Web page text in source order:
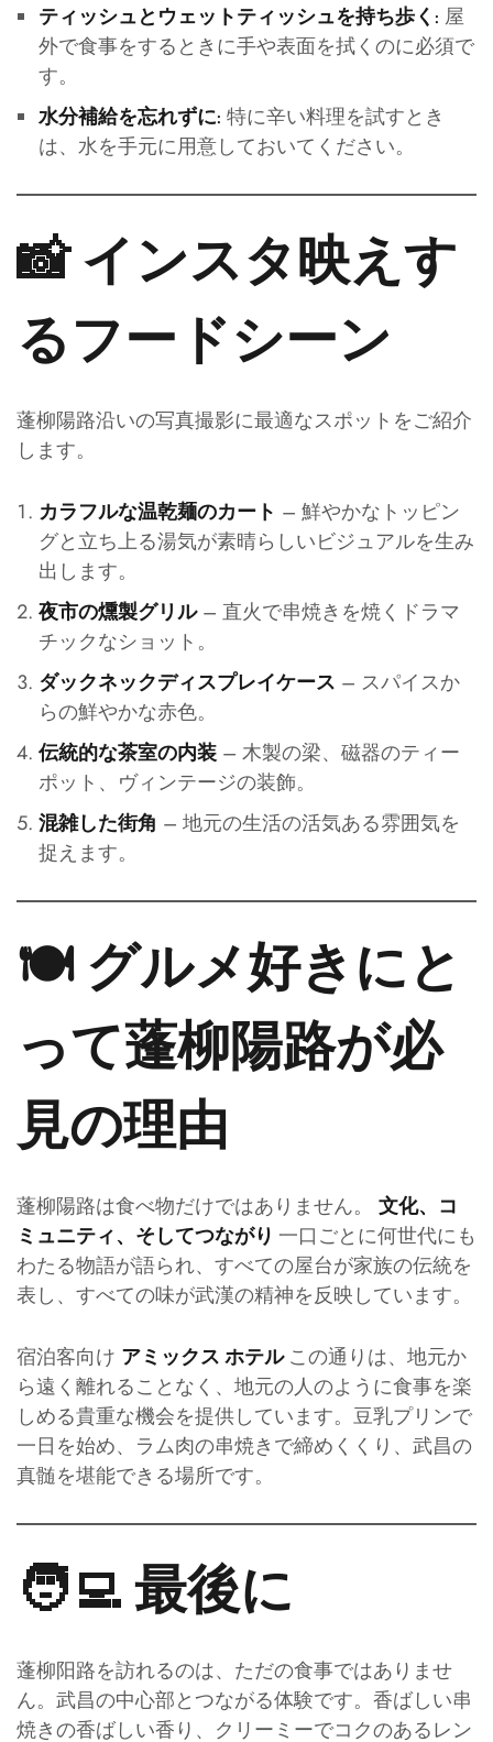
ティッシュとウェットティッシュを持ち歩く: 屋
外で食事をするときに手や表面を拭くのに必須で
す。
水分補給を忘れずに: 特に辛い料理を試すとき
は、水を手元に用意しておいてください。
📸 インスタ映えす
るフードシーン
蓬柳陽路沿いの写真撮影に最適なスポットをご紹介
します。
カラフルな温乾麺のカート – 鮮やかなトッピン
グと立ち上る湯気が素晴らしいビジュアルを生み
出します。
夜市の燻製グリル– 直火で串焼きを焼くドラマ
チックなショット。
ダックネックディスプレイケース – スパイスか
らの鮮やかな赤色。
伝統的な茶室の内装– 木製の梁、磁器のティー
ポット、ヴィンテージの装飾。
混雑した街角 – 地元の生活の活気ある雰囲気を
捉えます。
🍽️ グルメ好きにと
って蓬柳陽路が必
見の理由
蓬柳陽路は食べ物だけではありません。 文化、コ
ミュニティ、そしてつながり 一口ごとに何世代にも
わたる物語が語られ、すべての屋台が家族の伝統を
表し、すべての味が武漢の精神を反映しています。
宿泊客向け アミックス ホテル この通りは、地元か
ら遠く離れることなく、地元の人のように食事を楽
しめる貴重な機会を提供しています。豆乳プリンで
一日を始め、ラム肉の串焼きで締めくくり、武昌の
真髄を堪能できる場所です。
🧑‍💻 最後に
蓬柳阳路を訪れるのは、ただの食事ではありませ
ん。武昌の中心部とつながる体験です。香ばしい串
焼きの香ばしい香り、クリーミーでコクのあるレン